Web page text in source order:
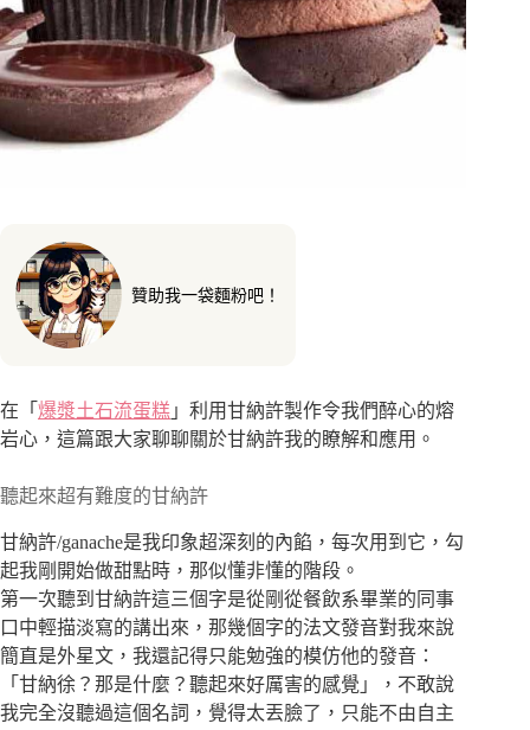
贊助我一袋麵粉吧！
在「 爆漿土石流蛋糕 」利用甘納許製作令我們醉心的熔
岩心，這篇跟大家聊聊關於甘納許我的瞭解和應用。
聽起來超有難度的甘納許
甘納許/ganache是我印象超深刻的內餡，每次用到它，勾
起我剛開始做甜點時，那似懂非懂的階段。
第一次聽到甘納許這三個字是從剛從餐飲系畢業的同事
口中輕描淡寫的講出來，那幾個字的法文發音對我來說
簡直是外星文，我還記得只能勉強的模仿他的發音：
「甘納徐？那是什麼？聽起來好厲害的感覺」，不敢說
我完全沒聽過這個名詞，覺得太丟臉了，只能不由自主